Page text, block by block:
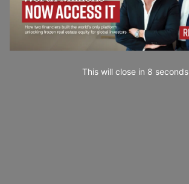
This will close in 7 seconds